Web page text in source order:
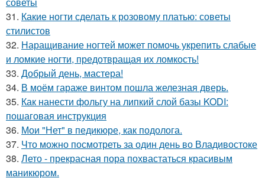
31. Какие ногти сделать к розовому платью: советы
стилистов
32. Наращивание ногтей может помочь укрепить слабые
и ломкие ногти, предотвращая их ломкость!
33. Добрый день, мастера!
34. В моём гараже винтом пошла железная дверь.
35. Как нанести фольгу на липкий слой базы KODI:
пошаговая инструкция
36. Мои "Нет" в педикюре, как подолога.
37. Что можно посмотреть за один день во Владивостоке
38. Лето - прекрасная пора похвастаться красивым
маникюром.